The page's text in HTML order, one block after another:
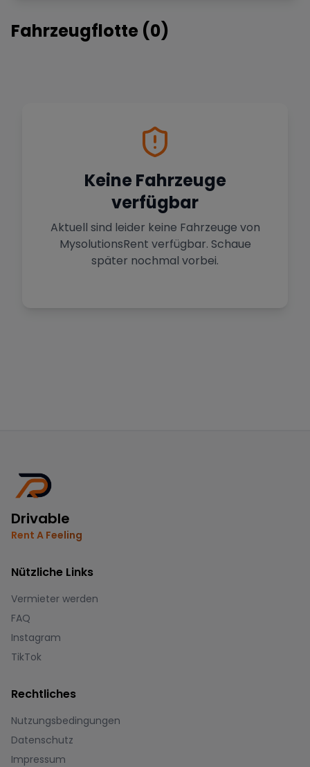
Fahrzeugflotte (0)
Keine Fahrzeuge
verfügbar
Aktuell sind leider keine Fahrzeuge von
MysolutionsRent verfügbar. Schaue
später nochmal vorbei.
Drivable
Rent A Feeling
Nützliche Links
Vermieter werden
FAQ
Instagram
TikTok
Rechtliches
Nutzungsbedingungen
Datenschutz
Impressum